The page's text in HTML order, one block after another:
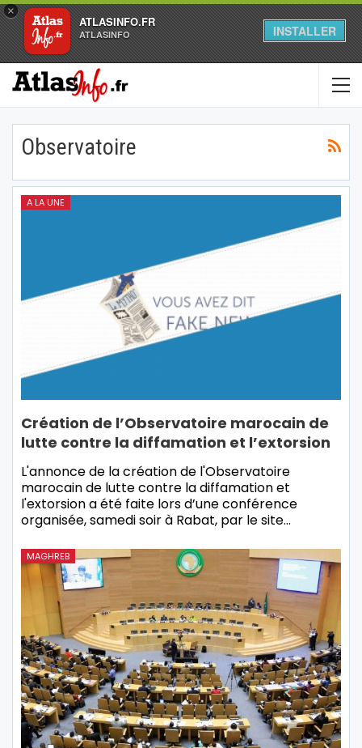
×
ATLASINFO.FR
ATLASINFO INSTALLER
Observatoire
A LA UNE
Création de l’Observatoire marocain de
lutte contre la diffamation et l’extorsion
L'annonce de la création de l'Observatoire
marocain de lutte contre la diffamation et
l'extorsion a été faite lors d’une conférence
organisée, samedi soir à Rabat, par le site…
MAGHREB